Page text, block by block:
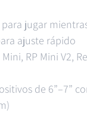
jugar
ajuste rápido
RP Mini V2,
de 6”–7”